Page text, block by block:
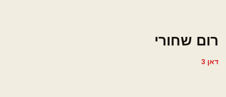
רום שחורי
דאן 3